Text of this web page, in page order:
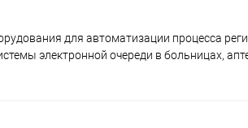
для автоматизации процесса
электронной очереди в больницах,